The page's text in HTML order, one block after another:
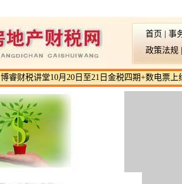
首页
事
政策法规
博睿财税讲堂10月20日至21日金税四期+数电票